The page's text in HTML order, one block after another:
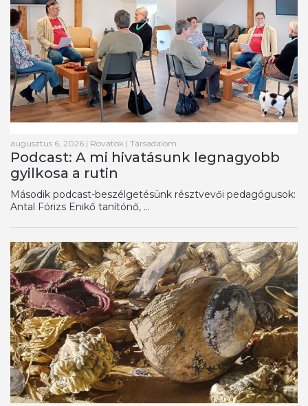
augusztus 6, 2026 | Rovatok | Társadalom
Podcast: A mi hivatásunk legnagyobb
gyilkosa a rutin
Második podcast-beszélgetésünk résztvevői pedagógusok:
Antal Fórizs Enikő tanítónő, ...